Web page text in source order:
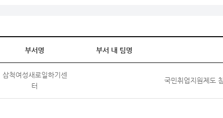
부서명 부서 내 팀명
삼척여성새로일하기센
터
국민취업지원제도